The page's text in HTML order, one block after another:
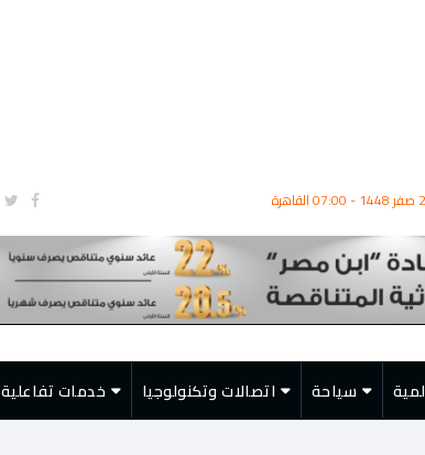
سياحة اتصالات وتكنولوجيا خدمات تفاعلية